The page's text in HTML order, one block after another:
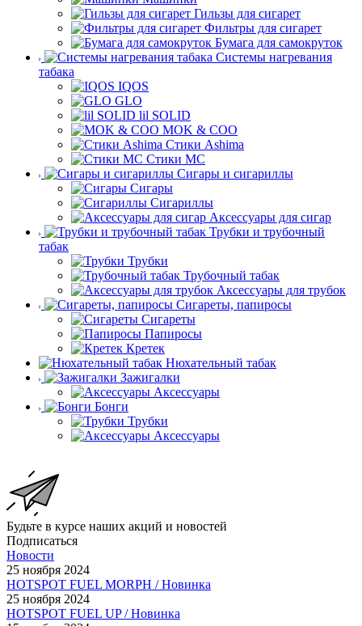
Гильзы для сигарет
Фильтры для сигарет
Бумага для самокруток
Системы нагревания
табака
IQOS
GLO
lil SOLID
MOK & COO
Стики Ashima
Стики MC
Сигары и сигариллы
Сигары
Сигариллы
Аксессуары для сигар
Трубки и трубочный
табак
Трубки
Трубочный табак
Аксессуары для трубок
Сигареты, папиросы
Сигареты
Папиросы
Кретек
Нюхательный табак
Зажигалки
Аксессуары
Бонги
Трубки
Аксессуары
Будьте в курсе наших акций и новостей
Подписаться
Новости
25 ноября 2024
HOTSPOT FUEL MORPH / Новинка
25 ноября 2024
HOTSPOT FUEL UP / Новинка